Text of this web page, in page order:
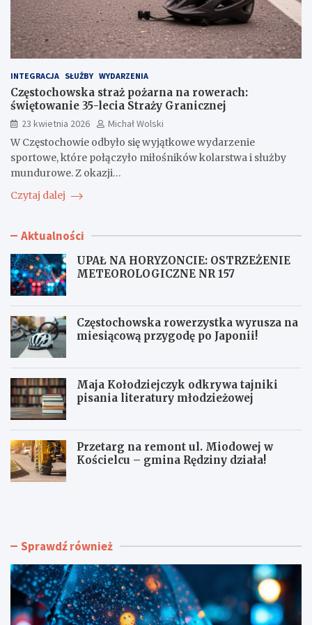
INTEGRACJA SŁUŻBY WYDARZENIA
Częstochowska straż pożarna na rowerach:
świętowanie 35-lecia Straży Granicznej
23 kwietnia 2026
Michał Wolski
W Częstochowie odbyło się wyjątkowe wydarzenie
sportowe, które połączyło miłośników kolarstwa i służby
mundurowe. Z okazji…
Czytaj dalej
Aktualności
UPAŁ NA HORYZONCIE: OSTRZEŻENIE
METEOROLOGICZNE NR 157
Częstochowska rowerzystka wyrusza na
miesiącową przygodę po Japonii!
Maja Kołodziejczyk odkrywa tajniki
pisania literatury młodzieżowej
Przetarg na remont ul. Miodowej w
Kościelcu – gmina Rędziny działa!
U
A
O
R
Z
C
o
h
o
s
Sprawdź również